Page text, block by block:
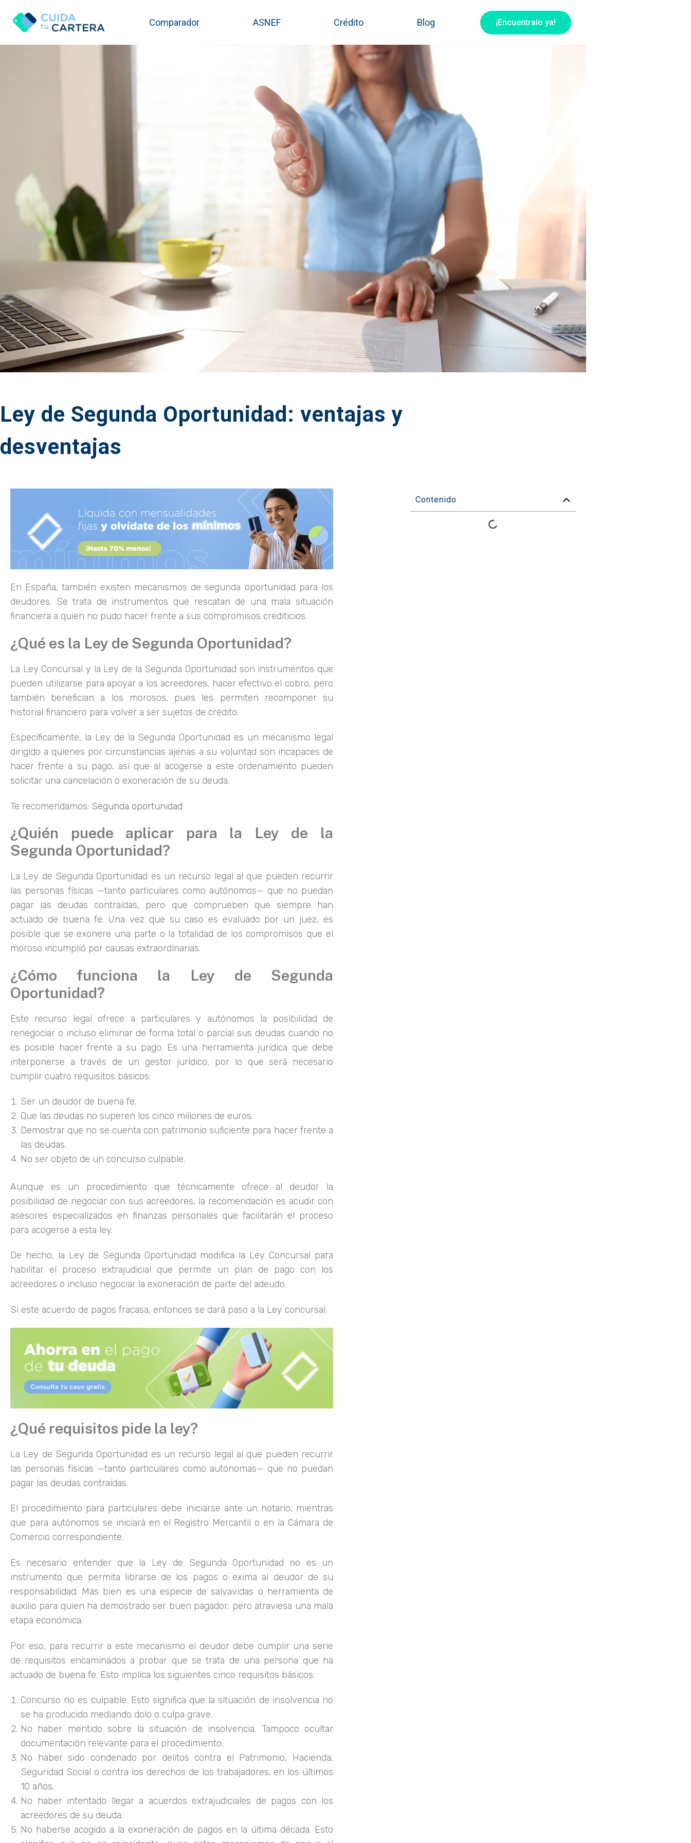
Comparador ASNEF Crédito Blog ¡Encuentralo ya!
Ley de Segunda Oportunidad: ventajas y
desventajas
En España, también existen mecanismos de segunda oportunidad para los
deudores. Se trata de instrumentos que rescatan de una mala situación
financiera a quien no pudo hacer frente a sus compromisos crediticios.
¿Qué es la Ley de Segunda Oportunidad?
La Ley Concursal y la Ley de la Segunda Oportunidad son instrumentos que
pueden utilizarse para apoyar a los acreedores, hacer efectivo el cobro, pero
también benefician a los morosos, pues les permiten recomponer su
historial financiero para volver a ser sujetos de crédito.
Específicamente, la Ley de la Segunda Oportunidad es un mecanismo legal
dirigido a quienes por circunstancias ajenas a su voluntad son incapaces de
hacer frente a su pago, así que al acogerse a este ordenamiento pueden
solicitar una cancelación o exoneración de su deuda.
Te recomendamos: Segunda oportunidad
¿Quién puede aplicar para la Ley de la
Segunda Oportunidad?
La Ley de Segunda Oportunidad es un recurso legal al que pueden recurrir
las personas físicas —tanto particulares como autónomos— que no puedan
pagar las deudas contraídas, pero que comprueben que siempre han
actuado de buena fe. Una vez que su caso es evaluado por un juez, es
posible que se exonere una parte o la totalidad de los compromisos que el
moroso incumplió por causas extraordinarias.
¿Cómo funciona la Ley de Segunda
Oportunidad?
Este recurso legal ofrece a particulares y autónomos la posibilidad de
renegociar o incluso eliminar de forma total o parcial sus deudas cuando no
es posible hacer frente a su pago. Es una herramienta jurídica que debe
interponerse a través de un gestor jurídico, por lo que será necesario
cumplir cuatro requisitos básicos:
Ser un deudor de buena fe.
Que las deudas no superen los cinco millones de euros.
Demostrar que no se cuenta con patrimonio suficiente para hacer frente a
las deudas.
No ser objeto de un concurso culpable.
Aunque es un procedimiento que técnicamente ofrece al deudor la
posibilidad de negociar con sus acreedores, la recomendación es acudir con
asesores especializados en finanzas personales que facilitarán el proceso
para acogerse a esta ley.
De hecho, la Ley de Segunda Oportunidad modifica la Ley Concursal para
habilitar el proceso extrajudicial que permite un plan de pago con los
acreedores o incluso negociar la exoneración de parte del adeudo.
Si este acuerdo de pagos fracasa, entonces se dará paso a la Ley concursal.
¿Qué requisitos pide la ley?
La Ley de Segunda Oportunidad es un recurso legal al que pueden recurrir
las personas físicas —tanto particulares como autónomas— que no puedan
pagar las deudas contraídas.
El procedimiento para particulares debe iniciarse ante un notario, mientras
que para autónomos se iniciará en el Registro Mercantil o en la Cámara de
Comercio correspondiente.
Es necesario entender que la Ley de Segunda Oportunidad no es un
instrumento que permita librarse de los pagos o exima al deudor de su
responsabilidad. Más bien es una especie de salvavidas o herramienta de
auxilio para quien ha demostrado ser buen pagador, pero atraviesa una mala
etapa económica.
Por eso, para recurrir a este mecanismo el deudor debe cumplir una serie
de requisitos encaminados a probar que se trata de una persona que ha
actuado de buena fe. Esto implica los siguientes cinco requisitos básicos:
Concurso no es culpable. Esto significa que la situación de insolvencia no
se ha producido mediando dolo o culpa grave.
No haber mentido sobre la situación de insolvencia. Tampoco ocultar
documentación relevante para el procedimiento.
No haber sido condenado por delitos contra el Patrimonio, Hacienda,
Seguridad Social o contra los derechos de los trabajadores, en los últimos
10 años.
No haber intentado llegar a acuerdos extrajudiciales de pagos con los
acreedores de su deuda.
No haberse acogido a la exoneración de pagos en la última década. Esto
Contenido